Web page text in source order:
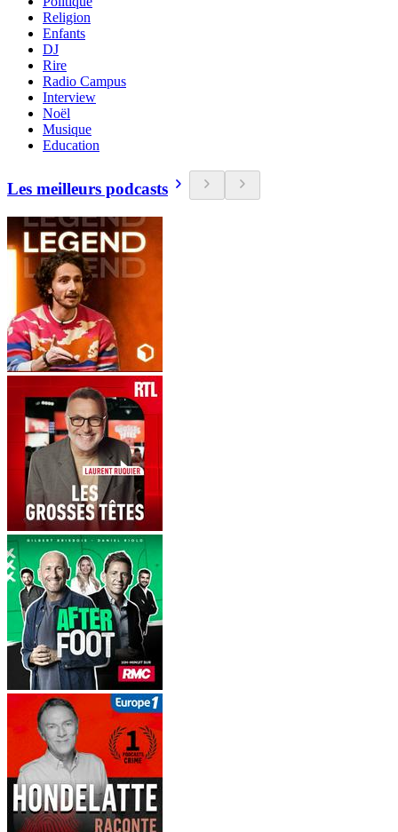
Religion
Enfants
DJ
Rire
Radio Campus
Interview
Noël
Musique
Education
Les meilleurs podcasts